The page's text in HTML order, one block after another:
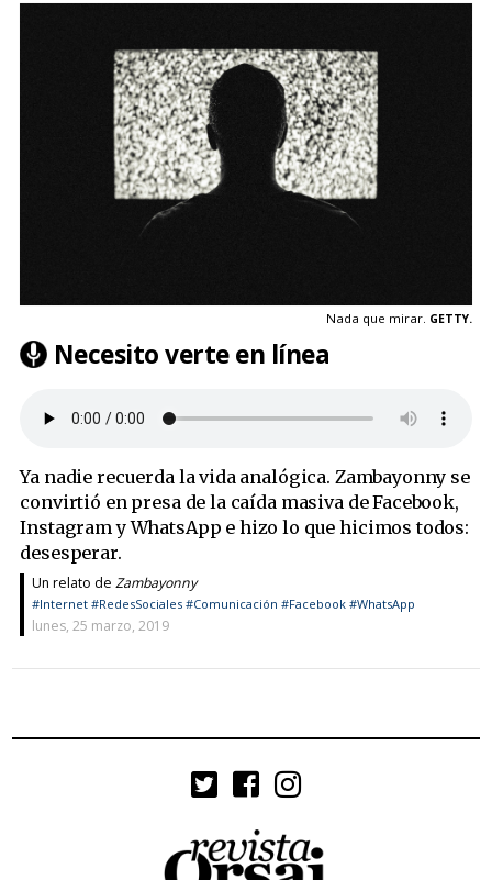
Nada que mirar. GETTY.
Necesito verte en línea
Ya nadie recuerda la vida analógica. Zambayonny se
convirtió en presa de la caída masiva de Facebook,
Instagram y WhatsApp e hizo lo que hicimos todos:
desesperar.
Un relato de Zambayonny
#Internet #RedesSociales #Comunicación #Facebook #WhatsApp
lunes, 25 marzo, 2019